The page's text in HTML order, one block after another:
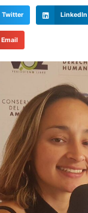
Twitter LinkedIn
Email